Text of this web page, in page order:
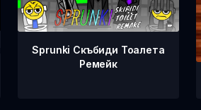
Sprunki Скъбиди Тоалета
Ремейк